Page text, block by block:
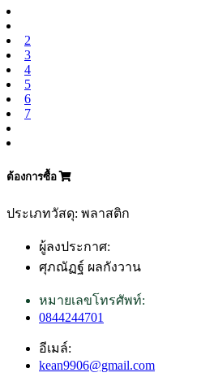
2
3
4
5
6
7
ต้องการซื้อ
ประเภทวัสดุ: พลาสติก
ผู้ลงประกาศ:
ศุภณัฏฐ์ ผลกังวาน
หมายเลขโทรศัพท์:
0844244701
อีเมล์:
kean9906@gmail.com